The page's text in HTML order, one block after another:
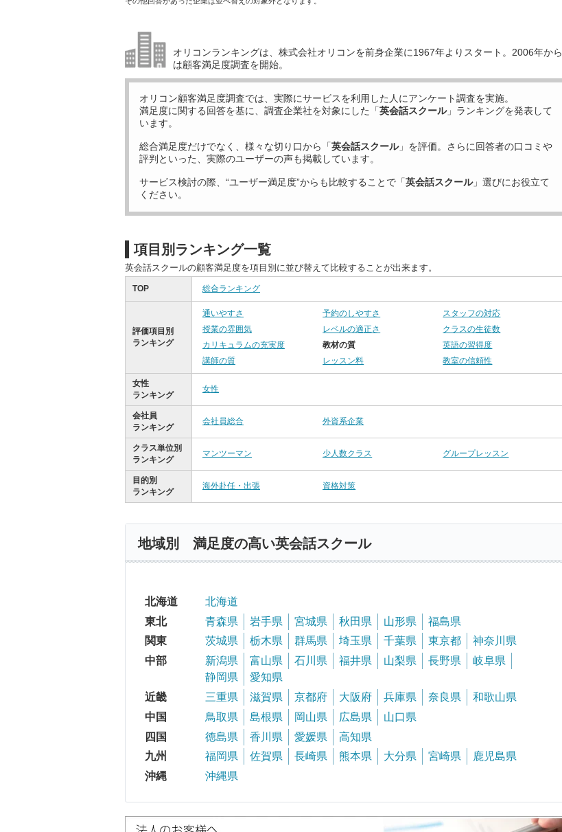
オリコンランキングは、株式会社オリコンを前身企業に1967年よりスタート。2006年から
は顧客満足度調査を開始。
オリコン顧客満足度調査では、実際にサービスを利用した 人にアンケート調査を実施。
満足度に関する回答を基に、調査企業社を対象にした「英会話スクール」ランキングを発表して
います。
総合満足度だけでなく、様々な切り口から「英会話スクール」を評価。さらに回答者の口コミや
評判といった、実際のユーザーの声も掲載しています。
サービス検討の際、“ユーザー満足度”からも比較することで「英会話スクール」選びにお役立て
ください。
項目別ランキング一覧
英会話スクールの顧客満足度を項目別に並び替えて比較することが出来ます。
TOP 総合ランキング
評価項目別
ランキング
通いやすさ 予約のしやすさ
スタッフの対応
授業の雰囲気
レベルの適正さ
クラスの生徒数
カリキュラムの充実度
教材の質
英語の習得度
講師の質
レッスン料 教室の信頼性
女性
ランキング
女性
会社員
ランキング
会社員総合 外資系企業
クラス単位別
ランキング
マンツーマン 少人数クラス グループレッスン
目的別
ランキング
海外赴任・出張 資格対策
地域別 満足度の高い英会話スクール
北海道
北海道
東北
青森県 岩手県 宮城県 秋田県 山形県
福島県
関東
茨城県 栃木県 群馬県 埼玉県 千葉県 東京都
神奈川県
中部
新潟県 富山県 石川県 福井県 山梨県 長野県
岐阜県
静岡県
愛知県
近畿
三重県 滋賀県 京都府 大阪府 兵庫県 奈良県
和歌山県
中国
鳥取県 島根県 岡山県 広島県
山口県
四国
徳島県 香川県 愛媛県
高知県
九州
福岡県 佐賀県 長崎県 熊本県 大分県 宮崎県
鹿児島県
沖縄
沖縄県